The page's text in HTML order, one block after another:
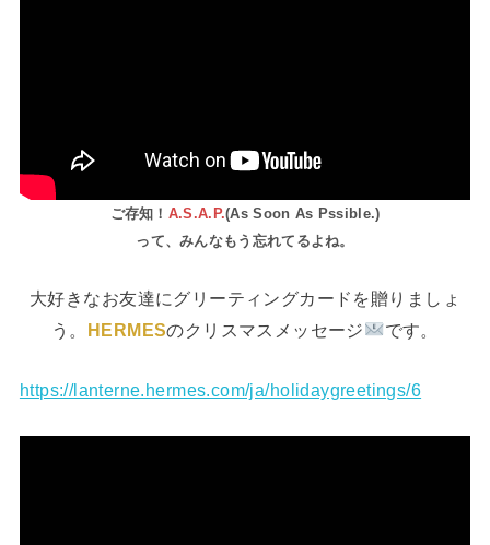
ご存知！ A.S.A.P.(As Soon As Pssible.)
って、みんなもう忘れてるよね。
大好きなお友達にグリーティングカードを贈りましょ
う。 HERMESのクリスマスメッセージ です。
https://lanterne.hermes.com/ja/holidaygreetings/6